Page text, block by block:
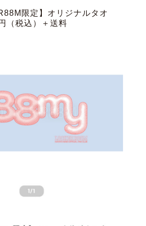
限定】オリジナルタオ
税込）＋送料